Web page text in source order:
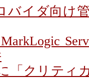
バイダ向け
「クリティ